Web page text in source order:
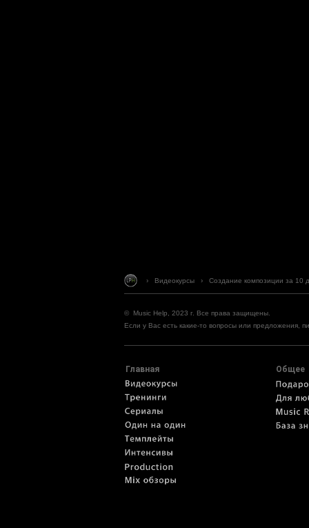
› Видеокурсы › Создание композиции за 10
Главная
© Music Help, 2023 г. Все права защищены.
Если у Вас есть какие-то вопросы или предложения,
Общее